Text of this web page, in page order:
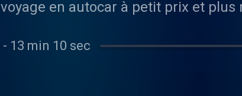
Fullbus, Le voyage en autocar à
- 13 min 10 sec